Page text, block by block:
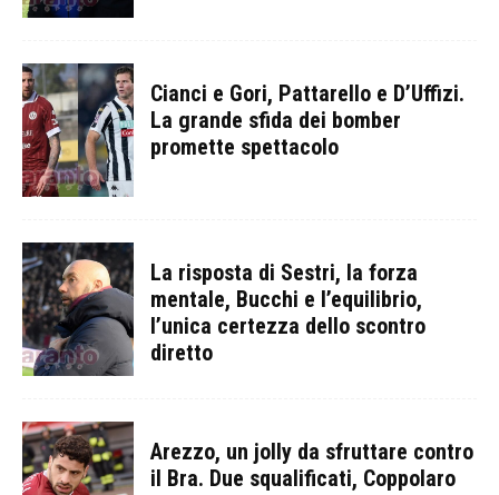
Cianci e Gori, Pattarello e D’Uffizi.
La grande sfida dei bomber
promette spettacolo
La risposta di Sestri, la forza
mentale, Bucchi e l’equilibrio,
l’unica certezza dello scontro
diretto
Arezzo, un jolly da sfruttare contro
il Bra. Due squalificati, Coppolaro